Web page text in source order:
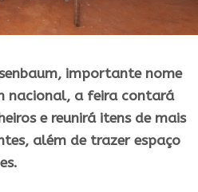
, importante nome
nacional, a feiracontará
ereunirá itens de mais
além de trazer espaço